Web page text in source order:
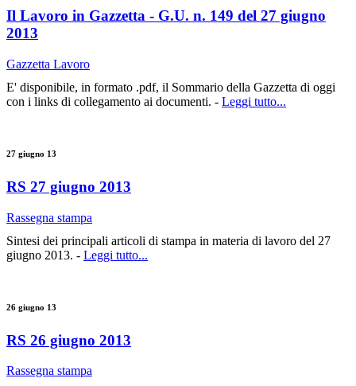
Il Lavoro in Gazzetta - G.U. n. 149 del 27 giugno
2013
Gazzetta Lavoro
E' disponibile, in formato .pdf, il Sommario della Gazzetta di oggi
con i links di collegamento ai documenti. - Leggi tutto...
27 giugno 13
RS 27 giugno 2013
Rassegna stampa
Sintesi dei principali articoli di stampa in materia di lavoro del 27
giugno 2013. - Leggi tutto...
26 giugno 13
RS 26 giugno 2013
Rassegna stampa